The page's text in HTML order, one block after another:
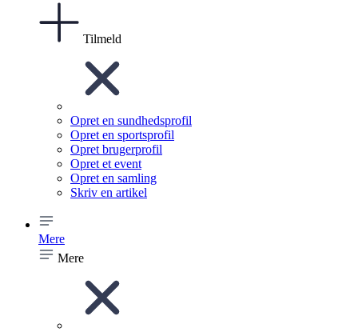
Tilmeld
Opret en sundhedsprofil
Opret en sportsprofil
Opret brugerprofil
Opret et event
Opret en samling
Skriv en artikel
Mere
Mere